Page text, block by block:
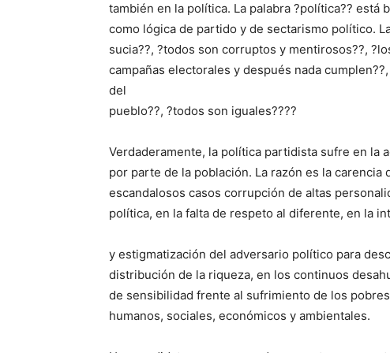
también en la política. La palabra ?política??
como lógica de partido y de sectarismo político.
sucia??, ?todos son corruptos y mentirosos??,
campañas electorales y después nada
del
pueblo??, ?todos son iguales????
Verdaderamente, la política partidista sufre en la
por parte de la población. La razón es la
escandalosos casos corrupción de altas
política, en la falta de respeto al diferente, en la
y estigmatización del adversario político para
distribución de la riqueza, en los continuos
de sensibilidad frente al sufrimiento de los
humanos, sociales, económicos y ambientales.